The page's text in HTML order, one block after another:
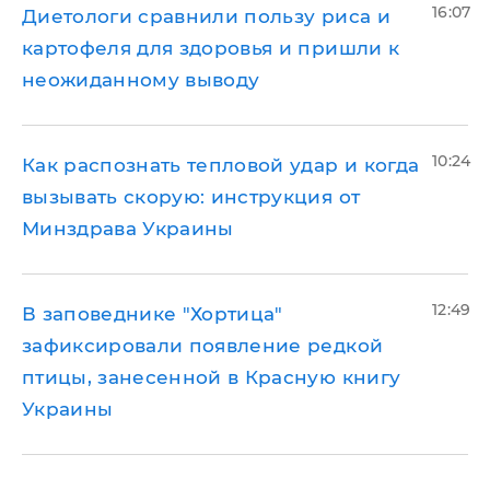
Диетологи сравнили пользу риса и
картофеля для здоровья и пришли к
неожиданному выводу
16:07
Как распознать тепловой удар и когда
вызывать скорую: инструкция от
Минздрава Украины
10:24
В заповеднике "Хортица"
зафиксировали появление редкой
птицы, занесенной в Красную книгу
Украины
12:49